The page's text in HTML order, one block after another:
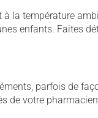
la température
enfants. Faites
parfois de
de votre